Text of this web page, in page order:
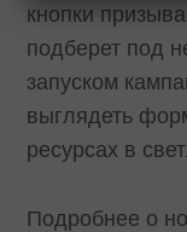
кнопки
подберет под
запуском
выглядеть
ресурсах в
Подробнее о